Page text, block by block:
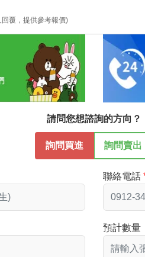
回覆，提供參考報價)
請問您想諮詢的方向？
詢問買進 詢問賣出
聯絡電話
預計數量